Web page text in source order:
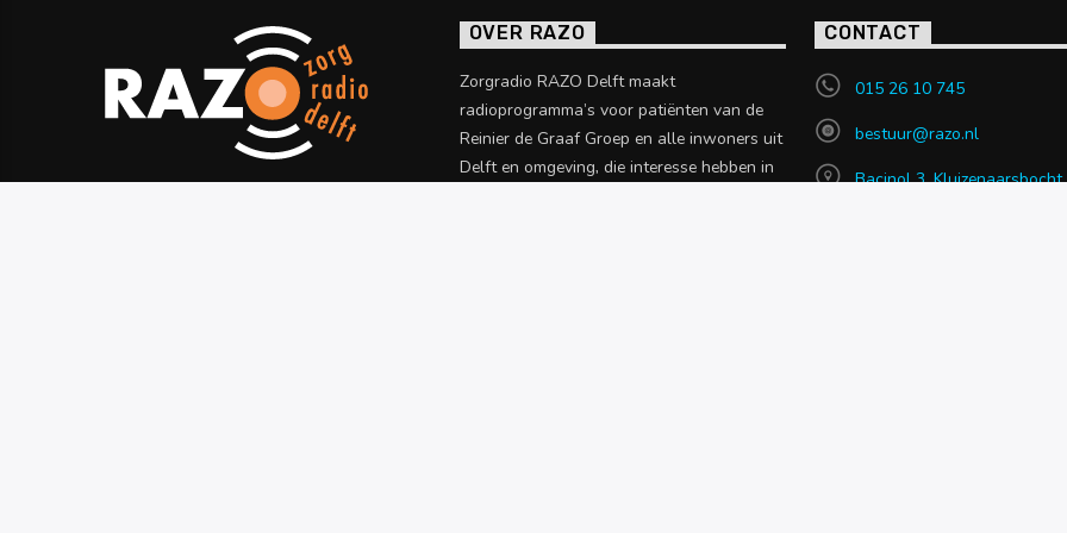
OVER RAZO
Zorgradio RAZO Delft maakt
radioprogramma’s voor patiënten van de
Reinier de Graaf Groep en alle inwoners uit
Delft en omgeving, die interesse hebben in
CONTACT
015 26 10 745
bestuur@razo.nl
Bacinol 3, Kluizenaarsbocht